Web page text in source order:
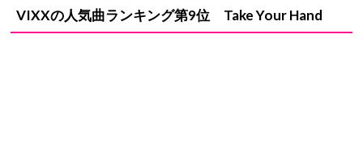
VIXXの人気曲ランキング第9位 Take Your Hand